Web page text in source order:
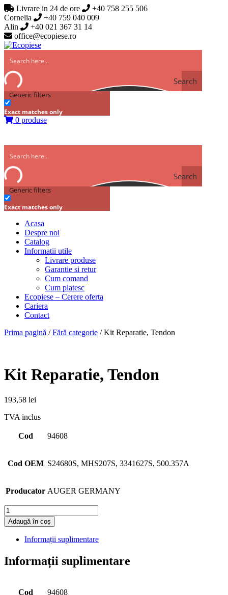
Livrare in 24 de ore
+40 758 255 506
Cornelia
+40 759 040 009
Alin
+40 021 367 31 14
office@ecopiese.ro
Search
Generic filters
Exact matches only
0 produse
Search
Generic filters
Exact matches only
Acasa
Despre noi
Catalog
Informatii utile
Livrare produse
Garantie si retur
Cum comand
Cum platesc
Ecopiese – Cerere oferta
Cariera
Contact
Prima pagină /Fără categorie / Kit Reparatie, Tendon
Kit Reparatie, Tendon
193,58 lei
TVA inclus
Cod 94608
Cod OEM S24680S, MHS207S, 3341627S, 500.357A
Producator AUGER GERMANY
Cantitate
Adaugă în coș
Informații suplimentare
Informații suplimentare
Cod 94608